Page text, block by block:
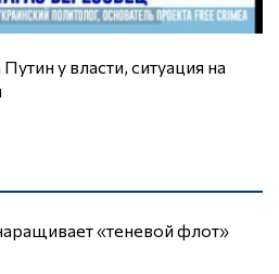
«теневой флот»